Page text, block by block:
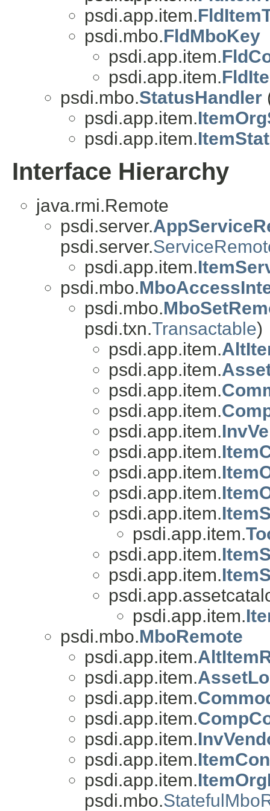
psdi.app.item.
psdi.mbo.FldMboKey
psdi.app.item.
psdi.app.item.
psdi.mbo.StatusHandler
psdi.app.item.
psdi.app.item.
Interface Hierarchy
java.rmi.Remote
psdi.server.
psdi.server.
psdi.app.item.
psdi.mbo.
psdi.mbo.
psdi.txn.Transactable)
psdi.app.item.
psdi.app.item.
psdi.app.item.
psdi.app.item.
psdi.app.item.
psdi.app.item.
psdi.app.item.
psdi.app.item.
psdi.app.item.
psdi.app.item.
psdi.app.item.
psdi.app.item.
psdi.app.item.
psdi.mbo.MboRemote
psdi.app.item.
psdi.app.item.
psdi.app.item.
psdi.app.item.
psdi.app.item.
psdi.app.item.
psdi.app.item.
psdi.mbo.